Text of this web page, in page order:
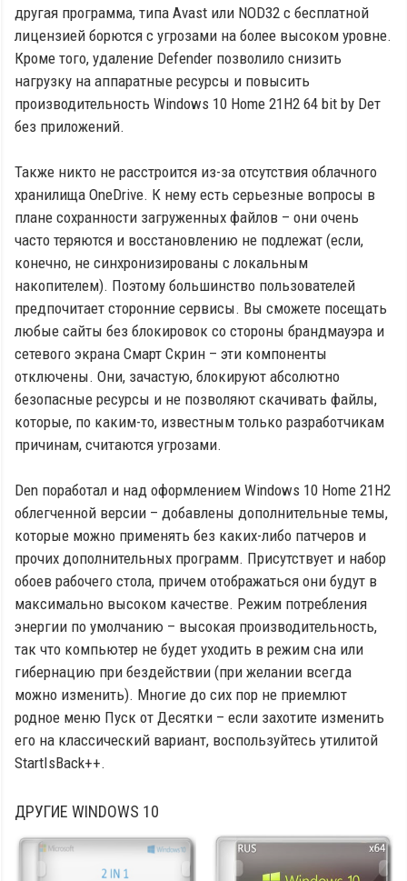
другая программа, типа Avast или NOD32 с бесплатной
лицензией борются с угрозами на более высоком уровне.
Кроме того, удаление Defender позволило снизить
нагрузку на аппаратные ресурсы и повысить
производительность Windows 10 Home 21H2 64 bit by Deт
без приложений.
Также никто не расстроится из-за отсутствия облачного
хранилища OneDrive. К нему есть серьезные вопросы в
плане сохранности загруженных файлов – они очень
часто теряются и восстановлению не подлежат (если,
конечно, не синхронизированы с локальным
накопителем). Поэтому большинство пользователей
предпочитает сторонние сервисы. Вы сможете посещать
любые сайты без блокировок со стороны брандмауэра и
сетевого экрана Смарт Скрин – эти компоненты
отключены. Они, зачастую, блокируют абсолютно
безопасные ресурсы и не позволяют скачивать файлы,
которые, по каким-то, известным только разработчикам
причинам, считаются угрозами.
Den поработал и над оформлением Windows 10 Home 21H2
облегченной версии – добавлены дополнительные темы,
которые можно применять без каких-либо патчеров и
прочих дополнительных программ. Присутствует и набор
обоев рабочего стола, причем отображаться они будут в
максимально высоком качестве. Режим потребления
энергии по умолчанию – высокая производительность,
так что компьютер не будет уходить в режим сна или
гибернацию при бездействии (при желании всегда
можно изменить). Многие до сих пор не приемлют
родное меню Пуск от Десятки – если захотите изменить
его на классический вариант, воспользуйтесь утилитой
StartIsBack++.
ДРУГИЕ WINDOWS 10